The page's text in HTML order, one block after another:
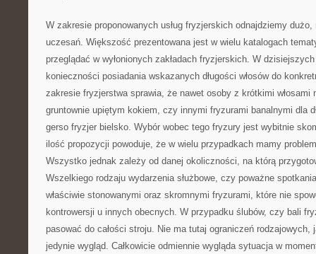
W zakresie proponowanych usług fryzjerskich odnajdziemy
uczesań. Większość prezentowana jest w wielu katalogach
przeglądać w wyłonionych zakładach fryzjerskich. W
konieczności posiadania wskazanych długości włosów do
zakresie fryzjerstwa sprawia, że nawet osoby z krótkimi włosami
gruntownie upiętym kokiem, czy innymi fryzurami banalnymi dla
gerso fryzjer bielsko. Wybór wobec tego fryzury jest wybitnie
ilość propozycji powoduje, że w wielu przypadkach mamy
Wszystko jednak zależy od danej okoliczności, na którą
Wszelkiego rodzaju wydarzenia służbowe, czy poważne
właściwie stonowanymi oraz skromnymi fryzurami, które nie
kontrowersji u innych obecnych. W przypadku ślubów, czy bali
pasować do całości stroju. Nie ma tutaj ograniczeń
jedynie wygląd. Całkowicie odmiennie wygląda sytuacja w